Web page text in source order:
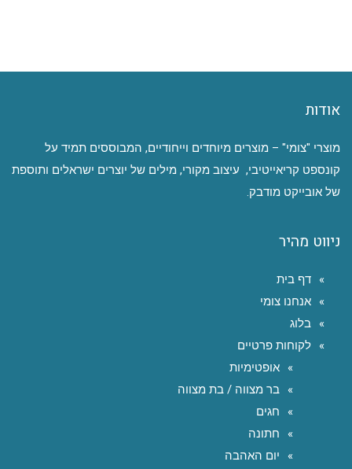
אודות
מוצרי "צומי" – מוצרים מיוחדים וייחודיים, המבוססים תמיד על
קונספט קריאייטיבי, עיצוב מקורי, מילים של יוצרים ישראלים ותוספת
של אובייקט מודבק.
ניווט מהיר
דף בית
אנחנו צומי
בלוג
לקוחות פרטיים
אופטימיות
בר מצווה / בת מצווה
חגים
חתונה
יום האהבה